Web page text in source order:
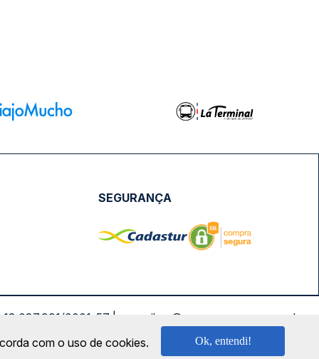
SEGURANÇA
0001-57 | saconibus@queropassagem.com.br
com o uso de cookies. Ok, entendi!